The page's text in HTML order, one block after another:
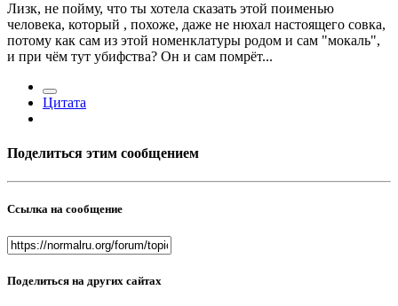
Лизк, не пойму, что ты хотела сказать этой поименью
человека, который , похоже, даже не нюхал настоящего совка,
потому как сам из этой номенклатуры родом и сам "мокаль",
и при чём тут убифства? Он и сам помрёт...
Цитата
Поделиться этим сообщением
Ссылка на сообщение
Поделиться на других сайтах